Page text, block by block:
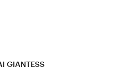
GIANTESS